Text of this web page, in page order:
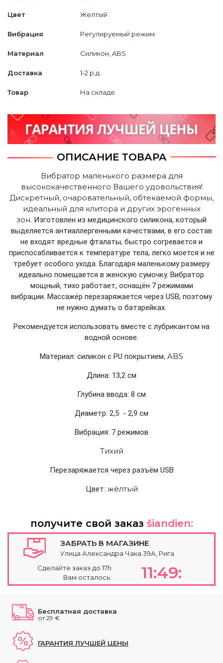
Цвет Желтый
Вибрация Регулируемый режим
Материал Силикон, ABS
Доставка 1-2 р.д.
Товар На складе
ОПИСАНИЕ ТОВАРА
Вибратор маленького размера для
высококачественного Вашего удовольствия!
Дискретный, очаровательный, обтекаемой формы,
идеальный для клитора и других эрогенных
зон. Изготовлен из медицинского силикона, который
выделяется антиаллергенными качествами, в его состав
не входят вредные фталаты, быстро согревается и
приспосабливается к температуре тела, легко моется и не
требует особого ухода. Благодаря маленькому размеру
идеально помещается в женскую сумочку. Вибратор
мощный, тихо работает, оснащён 7 режимами
вибрации. Массажёр перезаряжается через USB, поэтому
не нужно думать о батарейках.
Рекомендуется использовать вместе с лубрикантом на
водной основе
Mатериал: силикон с PU покрытием, ABS
Длина: 13,2 cм
Глубина ввода: 8 cм
Диаметр: 2,5 - 2,9 cм
Вибрация: 7 режимов
Тихий
Перезаряжается через разъём USB
Цвет: жёлтый
получите свой заказ šiandien:
ЗАБРАТЬ В МАГАЗИНЕ
Улица Александра Чака 39А, Рига
Сделайте заказ до 17h
Вам осталось:
11:49:
Бесплатная доставка
от 29 €
ГАРАНТИЯ ЛУЧШЕЙ ЦЕНЫ